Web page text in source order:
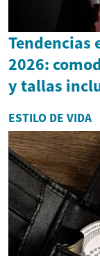
Tendencias
2026:
y tallas
ESTILO DE VIDA